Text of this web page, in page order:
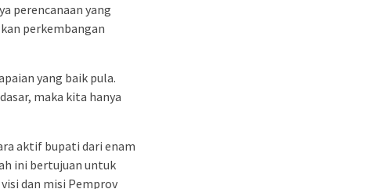
perencanaan yang
perkembangan
yang baik pula.
maka kita hanya
aktif bupati dari enam
ini bertujuan untuk
dan misi Pemprov